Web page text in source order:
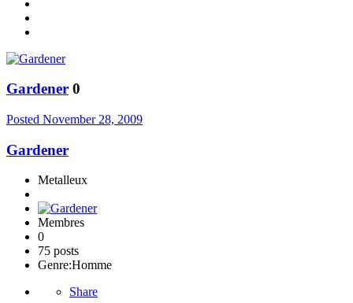
Gardener 0
Posted November 28, 2009
Gardener
Metalleux
Membres
0
75 posts
Genre:Homme
Share